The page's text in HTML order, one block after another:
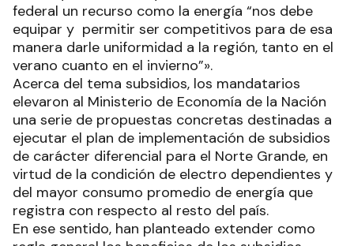
federal un recurso como la energía “nos debe
equipar y permitir ser competitivos para de esa
manera darle uniformidad a la región, tanto en el
verano cuanto en el invierno”».
Acerca del tema subsidios, los mandatarios
elevaron al Ministerio de Economía de la Nación
una serie de propuestas concretas destinadas a
ejecutar el plan de implementación de subsidios
de carácter diferencial para el Norte Grande, en
virtud de la condición de electro dependientes y
del mayor consumo promedio de energía que
registra con respecto al resto del país.
En ese sentido, han planteado extender como